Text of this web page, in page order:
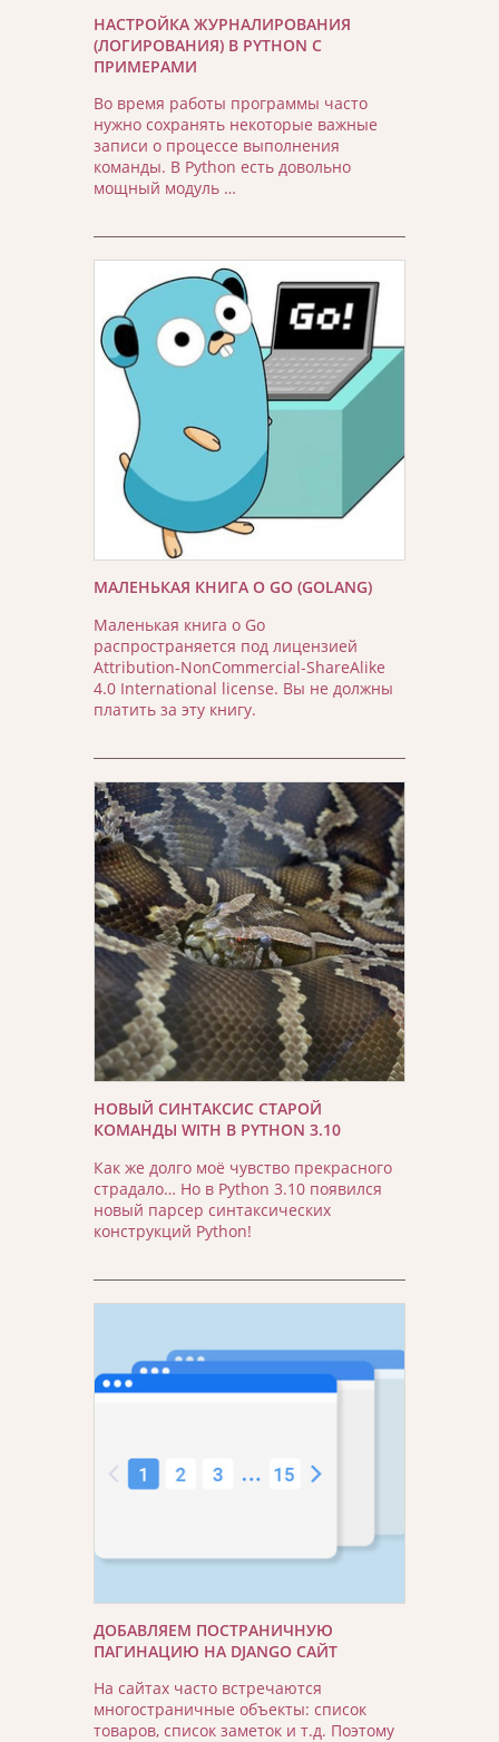
НАСТРОЙКА ЖУРНАЛИРОВАНИЯ
(ЛОГИРОВАНИЯ) В PYTHON С
ПРИМЕРАМИ
Во время работы программы часто
нужно сохранять некоторые важные
записи о процессе выполнения
команды. В Python есть довольно
мощный модуль …
МАЛЕНЬКАЯ КНИГА О GO (GOLANG)
Маленькая книга о Go
распространяется под лицензией
Attribution-NonCommercial-ShareAlike
4.0 International license. Вы не должны
платить за эту книгу.
НОВЫЙ СИНТАКСИС СТАРОЙ
КОМАНДЫ WITH В PYTHON 3.10
Как же долго моё чувство прекрасного
страдало… Но в Python 3.10 появился
новый парсер синтаксических
конструкций Python!
ДОБАВЛЯЕМ ПОСТРАНИЧНУЮ
ПАГИНАЦИЮ НА DJANGO САЙТ
На сайтах часто встречаются
многостраничные объекты: список
товаров, список заметок и т.д. Поэтому